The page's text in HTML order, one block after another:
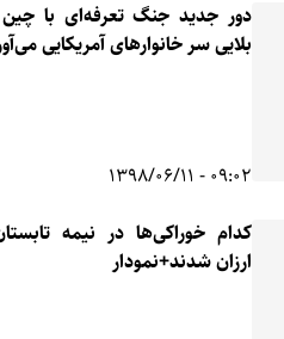
دور جدید جنگ تعرفه‌ای با چین چه
بلایی سر خانوارهای آمریکایی‌ می‌آورد؟
کدام خوراکی‌ها در نیمه تابستان۹۸
ارزان شدند+نمودار